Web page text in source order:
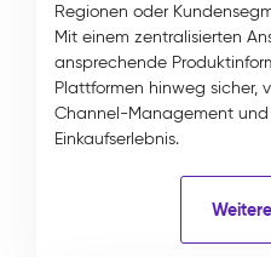
Regionen oder
Mit einem zentralisierten
ansprechende
Plattformen hinweg sicher,
Channel-Management und
Einkaufserlebnis.